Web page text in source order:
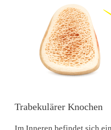
Trabekulärer Knochen